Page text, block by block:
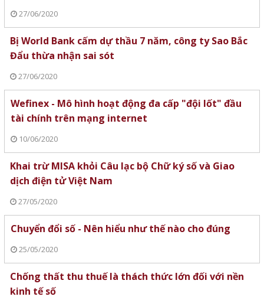
27/06/2020
Bị World Bank cấm dự thầu 7 năm, công ty Sao Bắc
Đẩu thừa nhận sai sót
27/06/2020
Wefinex - Mô hình hoạt động đa cấp "đội lốt" đầu
tài chính trên mạng internet
10/06/2020
Khai trừ MISA khỏi Câu lạc bộ Chữ ký số và Giao
dịch điện tử Việt Nam
27/05/2020
Chuyển đổi số - Nên hiểu như thế nào cho đúng
25/05/2020
Chống thất thu thuế là thách thức lớn đối với nền
kinh tế số